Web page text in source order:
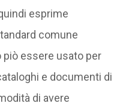
esprime
comune
essere usato per
e documenti di
di avere